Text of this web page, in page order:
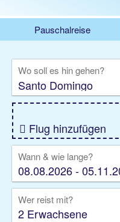
Pauschalreise
Rundreise
Kreuzfahrt
Gruppenreise
Wo soll es hin gehen?
Flug hinzufügen
Wann & wie lange?
08.08.2026 -
Wer reist mit?
2 Erwachsene